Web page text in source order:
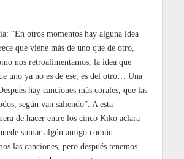
“En otros momentos hay alguna idea
que viene más de uno que de otro,
nos retroalimentamos, la idea que
uno ya no es de ese, es del otro… Una
hay canciones más corales, que las
según van saliendo”. A esta
de hacer entre los cinco Kiko aclara
sumar algún amigo común:
las canciones, pero después tenemos